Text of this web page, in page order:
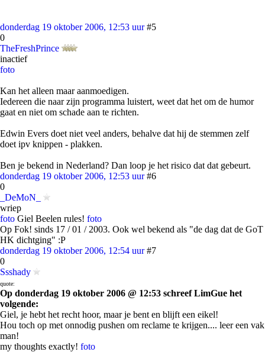
donderdag 19 oktober 2006, 12:53 uur #5
0
TheFreshPrince
inactief
foto
Kan het alleen maar aanmoedigen.
Iedereen die naar zijn programma luistert, weet dat het om de humor
gaat en niet om schade aan te richten.
Edwin Evers doet niet veel anders, behalve dat hij de stemmen zelf
doet ipv knippen - plakken.
Ben je bekend in Nederland? Dan loop je het risico dat dat gebeurt.
donderdag 19 oktober 2006, 12:53 uur #6
0
_DeMoN_
wriep
foto Giel Beelen rules! foto
Op Fok! sinds 17 / 01 / 2003. Ook wel bekend als "de dag dat de GoT
HK dichtging" :P
donderdag 19 oktober 2006, 12:54 uur #7
0
Ssshady
quote:
Op donderdag 19 oktober 2006 @ 12:53 schreef LimGue het
volgende:
Giel, je hebt het recht hoor, maar je bent en blijft een eikel!
Hou toch op met onnodig pushen om reclame te krijgen.... leer een vak
man!
my thoughts exactly! foto